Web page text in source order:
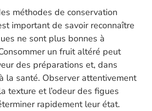
méthodes de conservation
important de savoir reconnaître
ne sont plus bonnes à
un fruit altéré peut
des préparations et, dans
la santé. Observer attentivement
texture et l’odeur des figues
rapidement leur état.